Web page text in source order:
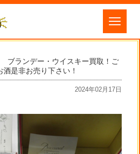
ブランデー・ウイスキー買取！ご
是非お売り下さい！
2024年02月17日